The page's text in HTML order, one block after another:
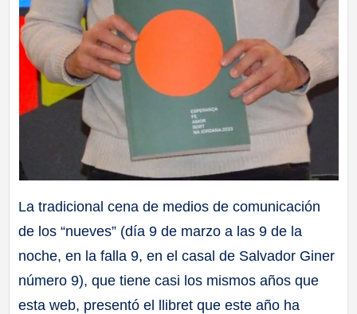
La tradicional cena de medios de comunicación
de los “nueves” (día 9 de marzo a las 9 de la
noche, en la falla 9, en el casal de Salvador Giner
número 9), que tiene casi los mismos años que
esta web, presentó el llibret que este año ha